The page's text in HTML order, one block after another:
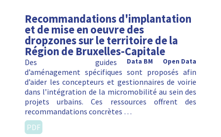
Recommandations d'implantation
et de mise en oeuvre des
dropzones sur le territoire de la
Région de Bruxelles-Capitale
Open Data
Data BM
Des guides
d’aménagement spécifiques sont proposés afin
d’aider les concepteurs et gestionnaires de voirie
dans l’intégration de la micromobilité au sein des
projets urbains. Ces ressources offrent des
recommandations concrètes …
PDF